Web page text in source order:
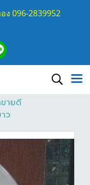
ง 096-2839952
ายดี
ว